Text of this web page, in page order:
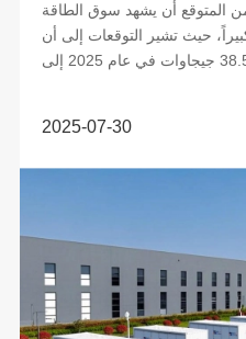
يوليو/تموز 2025 - من المتوقع أن يشهد سوق الطاقة
حيث تشير التوقعات إلى أن
القدرة المركبة سترتفع من 38.53 جيجاوات في عام 2025 إلى
2025-07-30